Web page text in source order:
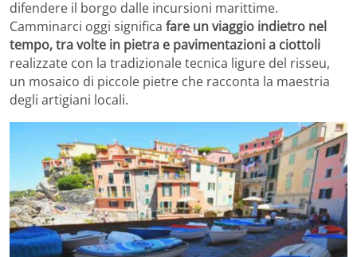
difendere il borgo dalle incursioni marittime.
Camminarci oggi significa fare un viaggio indietro nel
tempo, tra volte in pietra e pavimentazioni a ciottoli
realizzate con la tradizionale tecnica ligure del risseu,
un mosaico di piccole pietre che racconta la maestria
degli artigiani locali.